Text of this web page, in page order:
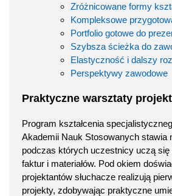
Zróżnicowane formy
Kompleksowe
Portfolio gotowe do
Szybsza ścieżka do
Elastyczność i dalszy
Perspektywy zawodowe
Praktyczne warsztaty
Program kształcenia
Akademii Nauk Stosowanych stawia
podczas których uczestnicy uczą się
faktur i materiałów. Pod okiem
projektantów słuchacze realizują
projekty, zdobywając praktyczne